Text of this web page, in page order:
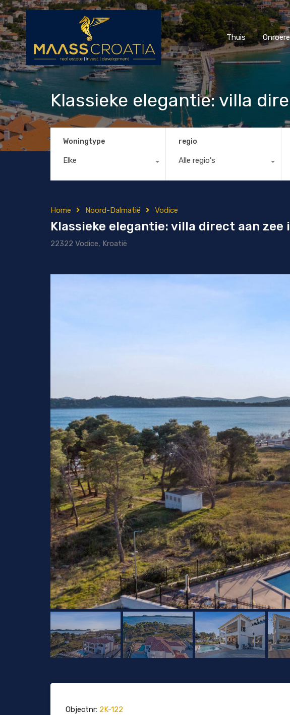
Thuis
Thuis
Klassieke elegantie: villa
Woningtype
Elke
regio
Alle regio's
Home Noord-Dalmatië Vodice
Klassieke elegantie: villa direct aan zee
22322 Vodice, Kroatië
Objectnr: 2K-122